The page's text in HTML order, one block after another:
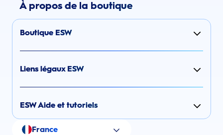
À propos de la boutique
Boutique ESW
Liens légaux ESW
ESW Aide et tutoriels
France